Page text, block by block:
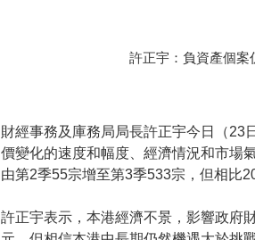
許正宇：負資產個案
財經事務及庫務局局長許正宇今日（23
價變化的速度和幅度、經濟情況和市場
由第2季55宗增至第3季533宗，但相比
許正宇表示，本港經濟不景，影響政府